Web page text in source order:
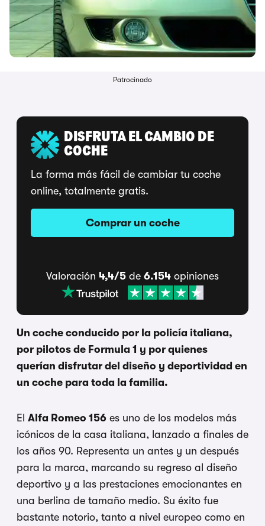
Patrocinado
DISFRUTA EL CAMBIO DE
COCHE
La forma más fácil de cambiar tu coche
online, totalmente gratis.
Comprar un coche
Valoración 4,4/5 de 6.154 opiniones
Un coche conducido por la policía italiana,
por pilotos de Formula 1 y por quienes
querían disfrutar del diseño y deportividad en
un coche para toda la familia.
El Alfa Romeo 156 es uno de los modelos más
icónicos de la casa italiana, lanzado a finales de
los años 90. Representa un antes y un después
para la marca, marcando su regreso al diseño
deportivo y a las prestaciones emocionantes en
una berlina de tamaño medio. Su éxito fue
bastante notorio, tanto a nivel europeo como en